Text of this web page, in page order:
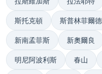
斯托克頓 斯普林菲爾德
新南孟菲斯 新奧爾良
明尼阿波利斯 春山